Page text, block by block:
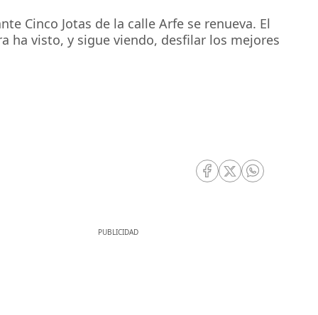
Cinco Jotas de la calle Arfe se renueva. El
ha visto, y sigue viendo, desfilar los mejores
RRSS Facebook
RRSS Twitter
RRSS